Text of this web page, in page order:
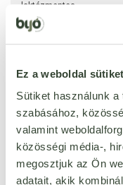
Ez a weboldal
Sütiket használunk
szabásához,
valamint
közösségi média-,
megosztjuk az Ön
adatait, akik
laktózmentes
hozzáadott cukor nélkül
Ezt a terméket még
első!